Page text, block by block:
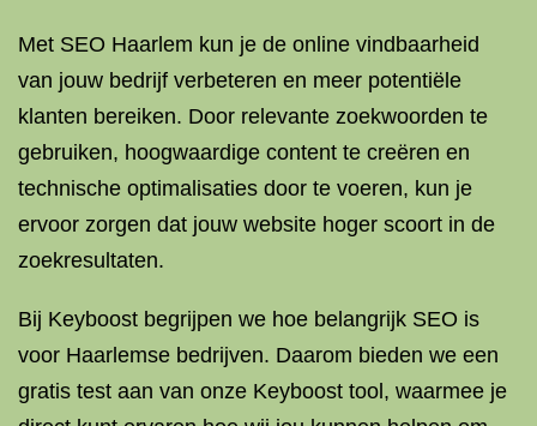
Met SEO Haarlem kun je de online vindbaarheid
van jouw bedrijf verbeteren en meer potentiële
klanten bereiken. Door relevante zoekwoorden te
gebruiken, hoogwaardige content te creëren en
technische optimalisaties door te voeren, kun je
ervoor zorgen dat jouw website hoger scoort in de
zoekresultaten.
Bij Keyboost begrijpen we hoe belangrijk SEO is
voor Haarlemse bedrijven. Daarom bieden we een
gratis test aan van onze Keyboost tool, waarmee je